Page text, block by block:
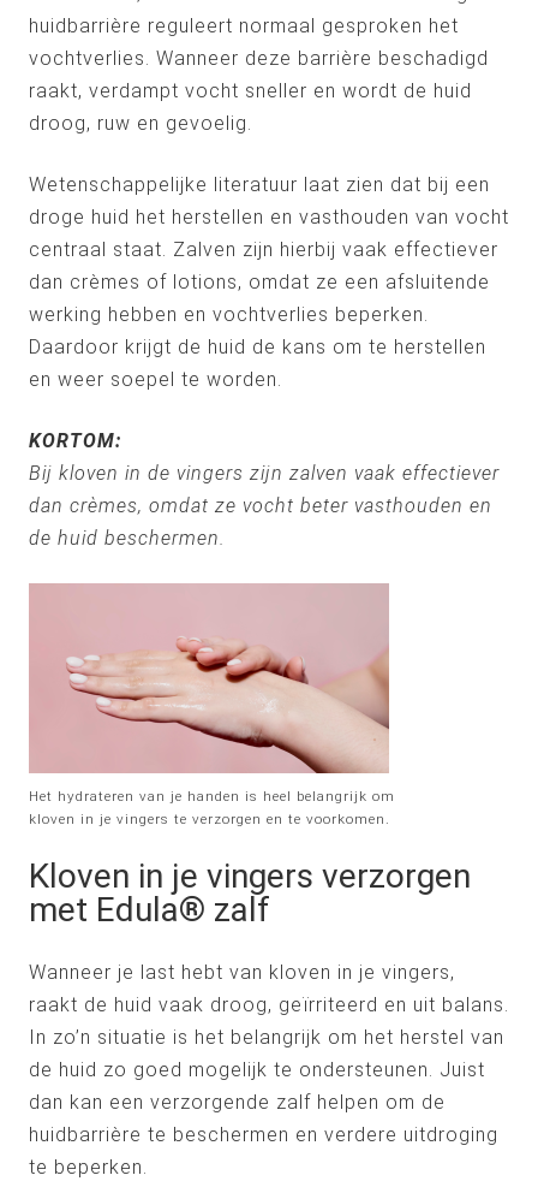
huidbarrière reguleert normaal gesproken het
vochtverlies. Wanneer deze barrière beschadigd
raakt, verdampt vocht sneller en wordt de huid
droog, ruw en gevoelig.
Wetenschappelijke literatuur laat zien dat bij een
droge huid het herstellen en vasthouden van vocht
centraal staat. Zalven zijn hierbij vaak effectiever
dan crèmes of lotions, omdat ze een afsluitende
werking hebben en vochtverlies beperken.
Daardoor krijgt de huid de kans om te herstellen
en weer soepel te worden.
KORTOM:
Bij kloven in de vingers zijn zalven vaak effectiever
dan crèmes, omdat ze vocht beter vasthouden en
de huid beschermen.
Het hydrateren van je handen is heel belangrijk om
kloven in je vingers te verzorgen en te voorkomen.
Kloven in je vingers verzorgen
met Edula® zalf
Wanneer je last hebt van kloven in je vingers,
raakt de huid vaak droog, geïrriteerd en uit balans.
In zo’n situatie is het belangrijk om het herstel van
de huid zo goed mogelijk te ondersteunen. Juist
dan kan een verzorgende zalf helpen om de
huidbarrière te beschermen en verdere uitdroging
te beperken.